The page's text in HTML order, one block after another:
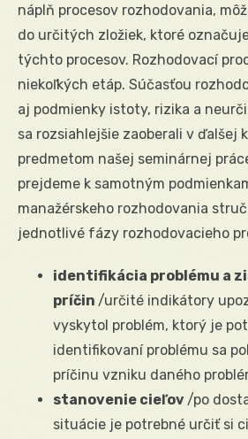
náplň procesov rozhodovania,
do určitých zložiek, ktoré
týchto procesov. Rozhodovací
niekoľkých etáp. Súčasťou
aj podmienky istoty, rizika a
sa rozsiahlejšie zaoberali v ďalšej
predmetom našej seminárnej
prejdeme k samotným
manažérskeho rozhodovania
jednotlivé fázy rozhodovacieho
identifikácia problému a
príčin /určité indikátory
vyskytol problém, ktorý je
identifikovaní problému sa
príčinu vzniku daného
stanovenie cieľov /po
situácie je potrebné určiť si